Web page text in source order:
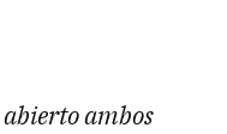
ambos